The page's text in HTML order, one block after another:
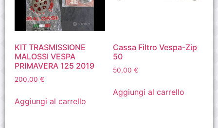
KIT TRASMISSIONE
MALOSSI VESPA
PRIMAVERA 125 2019
200,00 €
Aggiungi al carrello
Cassa Filtro Vespa-Zip
50
50,00 €
Aggiungi al carrello